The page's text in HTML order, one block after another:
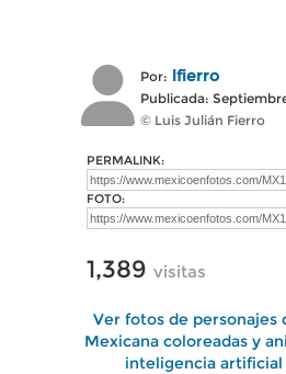
Por: lfierro
Publicada:
© Luis Julián Fierro
PERMALINK:
FOTO:
1,389 visitas
Ver fotos de personajes
Mexicana coloreadas y
inteligencia artificial